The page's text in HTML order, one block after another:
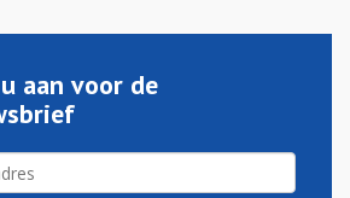
aan voor de